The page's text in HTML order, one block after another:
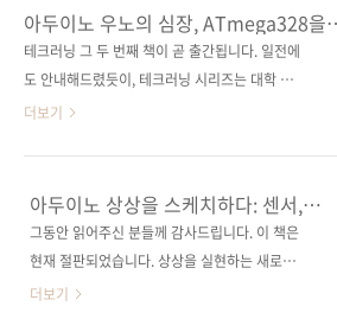
반면, 오늘 소개해드릴 《ATmega128로 배우
는 마이크로컨트롤러 프로그래밍》은 대학의 전
통적인 마이크로컨트롤러 수업에 잘 부합하도록
구성한 책이라고 보시면 되..
법! 출판사 제이펍저자명 허경용출판일 2015년
7월 29일페이지 568쪽시리즈 테크 러닝 시리즈
02판 형 46배판 변형(188*235*27)제 본 무선
85890-25-8 (93560)키워드 마이크로컨트롤러
/ 아두이노 / 아트멜 스튜디오 / ATmega / 분야
자 운영 카페■ 필요 부품 구매처 관련 포스트■
2015/07/20 - [출간전 책소식] - 아두이노 우노
의 심장, A..
아두이노 우노의 심장, ATmega328을
뛰게 하자!
테크러닝 그 두 번째 책이 곧 출간됩니다. 일전에
도 안내해드렸듯이, 테크러닝 시리즈는 대학 및
학원의 교재용으로 개발되고 있는 책들입니다.
자 허경용 교수님께서 두 번째 책의 주인공이 되
셨네요. 이 시리즈 도서들은 조금 더디게 출간되
더라도 제대로 만들어 가르치고 배우는 데 부족
서 가장 많이 쓰이고 있는 마이크로 컨트롤러 교
더보기
아두이노 상상을 스케치하다: 센서,
디스플레이, 블루투스, DIY까지 아두이노
프로젝트의 거의 모든 것에 관하여
그동안 읽어주신 분들께 감사드립니다. 이 책은
현재 절판되었습니다. 상상을 실현하는 새로운
플랫폼, 아두이노 프로젝트의 거의 모든 것에 관
더보기